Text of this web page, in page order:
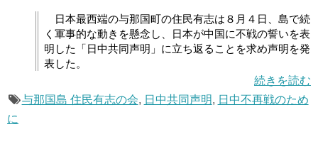
日本最西端の与那国町の住民有志は８月４日、島で続
く軍事的な動きを懸念し、日本が中国に不戦の誓いを表
明した「日中共同声明」に立ち返ることを求め声明を発
表した。
続きを読む
与那国島 住民有志の会, 日中共同声明, 日中不再戦のため
に